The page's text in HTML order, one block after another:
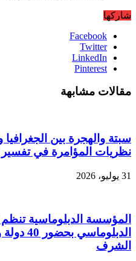
شاركها
Facebook
Twitter
LinkedIn
Pinterest
مقالات مشابهة
سبتة والهجرة بين
نظريات المؤامرة في
31 يوليو، 2026
الشرف